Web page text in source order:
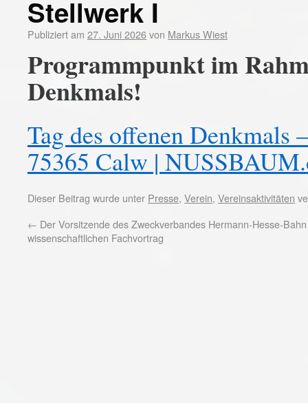
Stellwerk I
Publiziert am 27. Juni 2026von Markus Wiest
Programmpunkt im
Denkmals!
Tag des offenen Denkmals
75365 Calw |
Dieser Beitrag wurde unter Presse, Verein, Vereinsaktivitäten
← Der Vorsitzende des Zweckverbandes Hermann-Hesse-
wissenschaftlichen Fachvortrag